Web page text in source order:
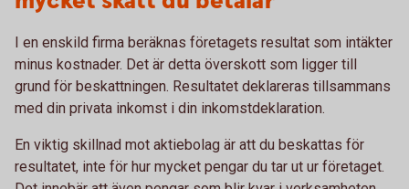
I en enskild firma beräknas företagets resultat som intäkter
minus kostnader. Det är detta överskott som ligger till
grund för beskattningen. Resultatet deklareras tillsammans
med din privata inkomst i din inkomstdeklaration.
En viktig skillnad mot aktiebolag är att du beskattas för
resultatet, inte för hur mycket pengar du tar ut ur företaget.